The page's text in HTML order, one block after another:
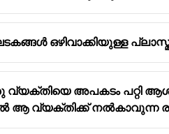
ഒഴിവാക്കിയുള്ള
വ്യക്തിയെ അപകടം പറ്റി
ആ വ്യക്തിക്ക്